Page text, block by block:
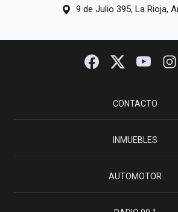
9 de Julio 395, La Rioja,
CONTACTO
INMUEBLES
AUTOMOTOR